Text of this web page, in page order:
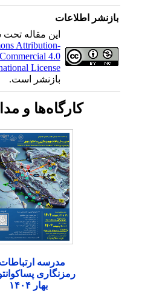
بازنشر اطلاعات
این مقاله تحت
Attribution-
4.0
License
بازنشر است.
کارگاه‌ها و
مدرسه ارتباطات و
رمزنگاری
بهار ۱۴۰۴